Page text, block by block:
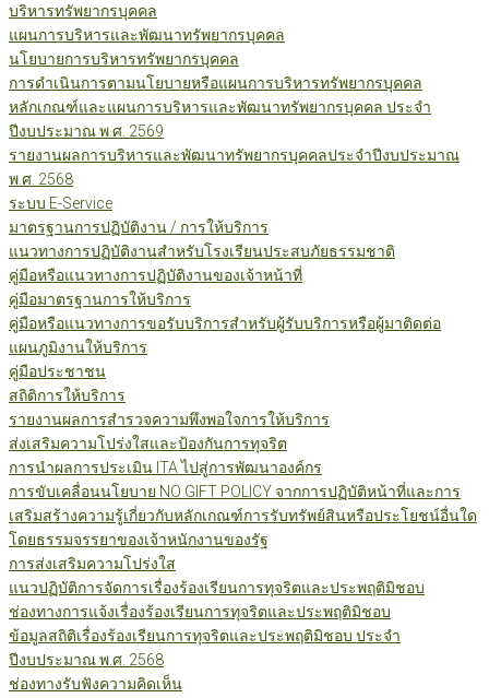
บริหารทรัพยากรบุคคล
แผนการบริหารและพัฒนาทรัพยากรบุคคล
นโยบายการบริหารทรัพยากรบุคคล
การดำเนินการตามนโยบายหรือแผนการบริหารทรัพยากรบุคคล
หลักเกณฑ์และแผนการบริหารและพัฒนาทรัพยากรบุคคล ประจำ
ปีงบประมาณ พ.ศ. 2569
รายงานผลการบริหารและพัฒนาทรัพยากรบุคคลประจำปีงบประมาณ
พ.ศ. 2568
ระบบ E-Service
มาตรฐานการปฏิบัติงาน / การให้บริการ
แนวทางการปฏิบัติงานสำหรับโรงเรียนประสบภัยธรรมชาติ
คู่มือหรือแนวทางการปฏิบัติงานของเจ้าหน้าที่
คู่มือมาตรฐานการให้บริการ
คู่มือหรือแนวทางการขอรับบริการสำหรับผู้รับบริการหรือผู้มาติดต่อ
แผนภูมิงานให้บริการ
คู่มือประชาชน
สถิติการให้บริการ
รายงานผลการสำรวจความพึงพอใจการให้บริการ
ส่งเสริมความโปร่งใสและป้องกันการทุจริต
การนำผลการประเมิน ITA ไปสู่การพัฒนาองค์กร
การขับเคลื่อนนโยบาย NO GIFT POLICY จากการปฏิบัติหน้าที่และการ
เสริมสร้างความรู้เกี่ยวกับหลักเกณฑ์การรับทรัพย์สินหรือประโยชน์อื่นใด
โดยธรรมจรรยาของเจ้าหนักงานของรัฐ
การส่งเสริมความโปร่งใส
แนวปฏิบัติการจัดการเรื่องร้องเรียนการทุจริตและประพฤติมิชอบ
ช่องทางการแจ้งเรื่องร้องเรียนการทุจริตและประพฤติมิชอบ
ข้อมูลสถิติเรื่องร้องเรียนการทุจริตและประพฤติมิชอบ ประจำ
ปีงบประมาณ พ.ศ. 2568
ช่องทางรับฟังความคิดเห็น